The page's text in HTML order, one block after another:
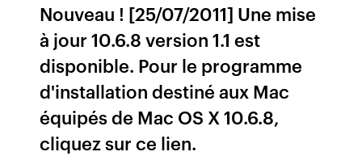
Nouveau ! [25/07/2011] Une mise
à jour 10.6.8 version 1.1 est
disponible. Pour le programme
d'installation destiné aux Mac
équipés de Mac OS X 10.6.8,
cliquez sur ce lien.